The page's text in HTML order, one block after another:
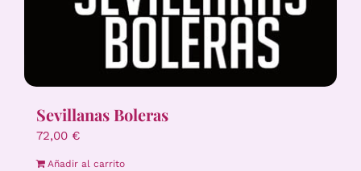
Sevillanas Boleras
72,00 €
Añadir al carrito